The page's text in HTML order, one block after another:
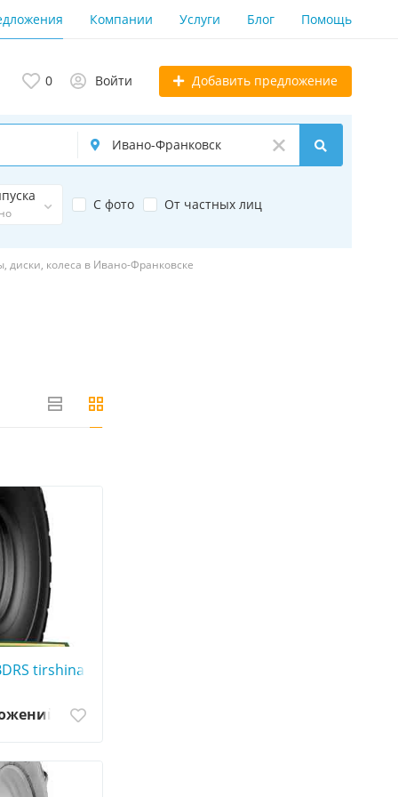
Компании Услуги Блог Помощь
0 Войти Добавить предложение
С фото От частных лиц
диски, колеса в Ивано-Франковске
tirshina - АГРОШИНА ☎️ 0507773380